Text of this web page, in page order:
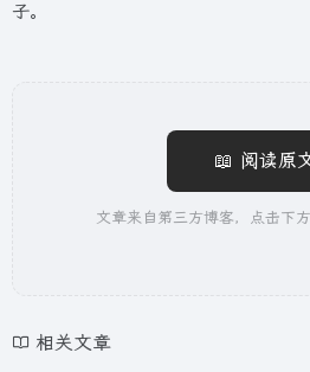
子。
📖 阅读原
文章来自第三方博客，点击下
相关文章